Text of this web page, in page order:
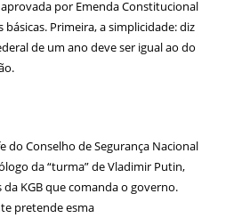
por Emenda Constitucional
Primeira, a simplicidade: diz
de um ano deve ser igual ao do
do Conselho de Segurança Nacional
da “turma” de Vladimir Putin,
KGB que comanda o governo.
pretende esma